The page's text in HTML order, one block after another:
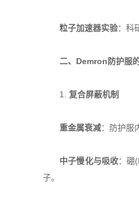
​粒子加速器实验​：科
二、Demron防护服
1. ​ ​复合屏蔽机制​
​重金属衰减​：防护服
​中子慢化与吸收​：硼
子。